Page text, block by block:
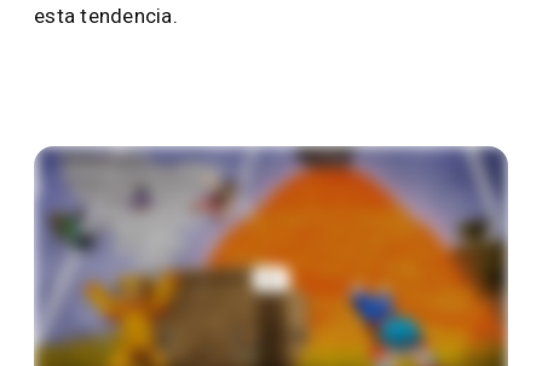
esta tendencia.